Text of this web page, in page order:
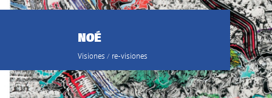
NOÉ
Visiones / re-visiones